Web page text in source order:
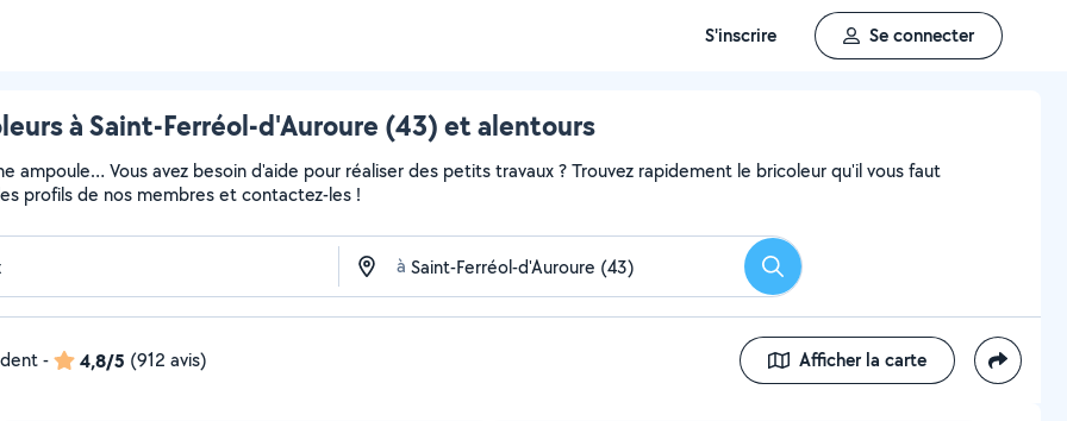
S'inscrire Se connecter
à Saint-Ferréol-d'Auroure (43) et alentours
ampoule… Vous avez besoin d'aide pour réaliser des petits travaux ? Trouvez rapidement le bricoleur qu'il vous faut
profils de nos membres et contactez-les !
à Rechercher
- 4,8/5 (912 avis) Afficher la carte